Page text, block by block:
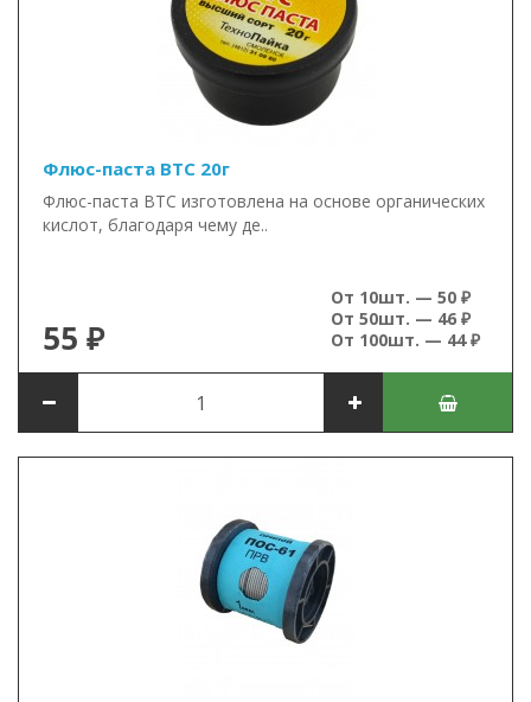
Флюс-паста ВТС 20г
Флюс-паста ВТС изготовлена на основе органических
кислот, благодаря чему де..
55 ₽
От 10шт. — 50 ₽
От 50шт. — 46 ₽
От 100шт. — 44 ₽